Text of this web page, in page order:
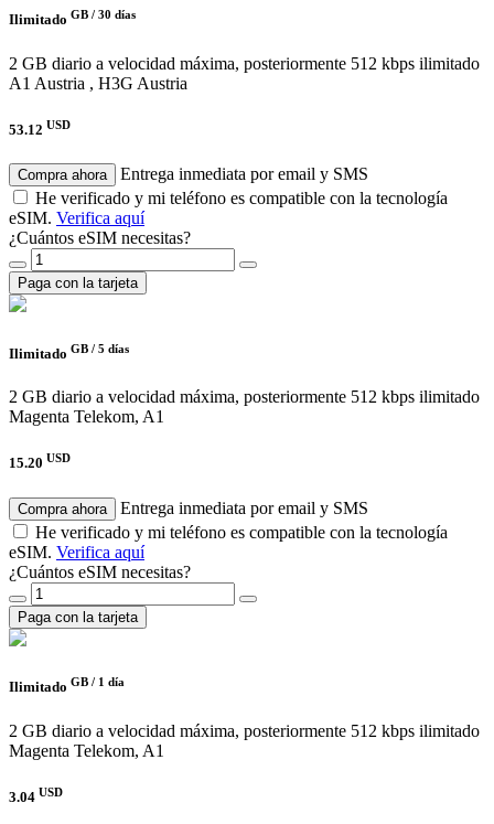
Ilimitado GB / 30 días
2 GB diario a velocidad máxima, posteriormente 512 kbps ilimitado
A1 Austria , H3G Austria
53.12 USD
Compra ahora
Entrega inmediata por email y SMS
He verificado y mi teléfono es compatible con la tecnología
eSIM. Verifica aquí
¿Cuántos eSIM necesitas?
Paga con la tarjeta
Ilimitado GB / 5 días
2 GB diario a velocidad máxima, posteriormente 512 kbps ilimitado
Magenta Telekom, A1
15.20 USD
Compra ahora
Entrega inmediata por email y SMS
He verificado y mi teléfono es compatible con la tecnología
eSIM. Verifica aquí
¿Cuántos eSIM necesitas?
Paga con la tarjeta
Ilimitado GB / 1 día
2 GB diario a velocidad máxima, posteriormente 512 kbps ilimitado
Magenta Telekom, A1
3.04 USD